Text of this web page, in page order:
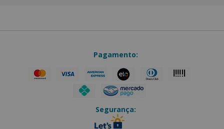
Pagamento:
Segurança: